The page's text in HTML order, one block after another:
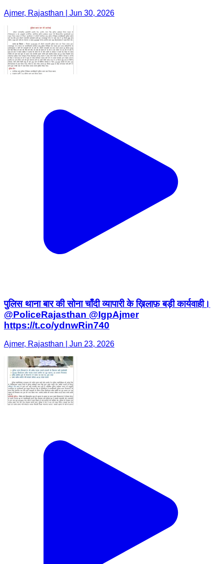
Ajmer, Rajasthan | Jun 30, 2026
पुलिस थाना बार की सोना चाँदी व्यापारी के ख़िलाफ़ बड़ी कार्यवाही।
@PoliceRajasthan @IgpAjmer
https://t.co/ydnwRin740
Ajmer, Rajasthan | Jun 23, 2026